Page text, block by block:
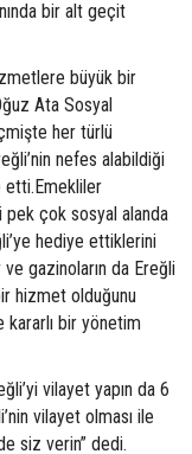
bir alt geçit
büyük bir
Ata Sosyal
her türlü
nefes alabildiği
etti.Emekliler
pek çok sosyal alanda
hediye ettiklerini
gazinoların da Ereğli
bir hizmet olduğunu
kararlı bir yönetim
vilayet yapın da 6
vilayet olması ile
siz verin” dedi.